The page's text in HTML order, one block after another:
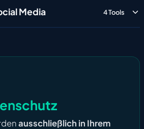
Media 4 Tools
ausschließlich in Ihrem